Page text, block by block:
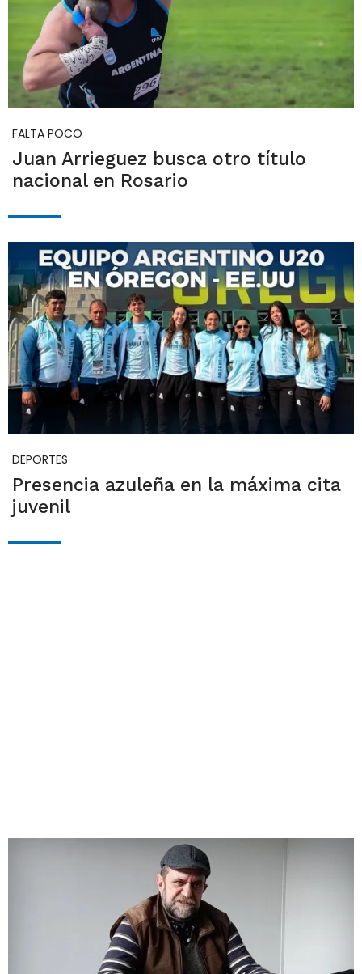
FALTA POCO
Juan Arrieguez busca otro título
nacional en Rosario
DEPORTES
Presencia azuleña en la máxima cita
juvenil